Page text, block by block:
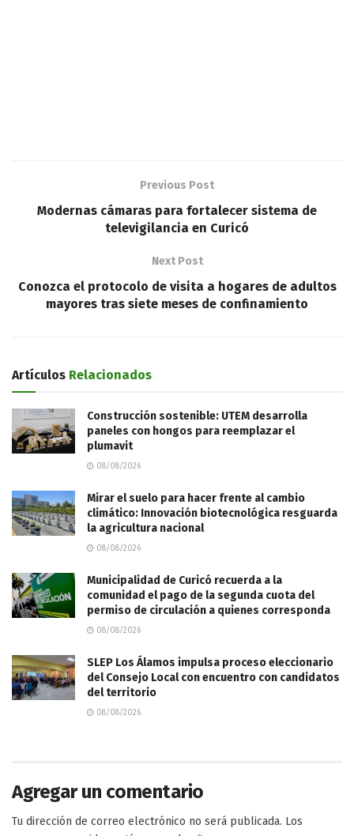
Previous Post
Modernas cámaras para fortalecer sistema de
televigilancia en Curicó
Next Post
Conozca el protocolo de visita a hogares de adultos
mayores tras siete meses de confinamiento
Artículos Relacionados
Construcción sostenible: UTEM desarrolla
paneles con hongos para reemplazar el
plumavit
08/08/2026
Mirar el suelo para hacer frente al cambio
climático: Innovación biotecnológica resguarda
la agricultura nacional
08/08/2026
Municipalidad de Curicó recuerda a la
comunidad el pago de la segunda cuota del
permiso de circulación a quienes corresponda
08/08/2026
SLEP Los Álamos impulsa proceso eleccionario
del Consejo Local con encuentro con candidatos
del territorio
08/08/2026
Agregar un comentario
Tu dirección de correo electrónico no será publicada. Los